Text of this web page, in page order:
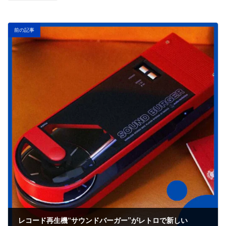
前の記事
レコード再生機“サウンドバーガー”がレトロで新しい